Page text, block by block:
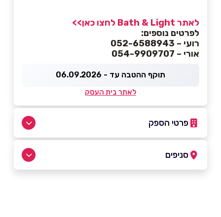
לאתר Bath & Light לחצו כאן>>
לפרטים נוספים:
רועי – 052-6588943
אורי – 054-9909707
תוקף ההטבה עד - 06.09.2026
לאתר בית העסק
פרטי הספק
באתר בפייסבוק
סניפים